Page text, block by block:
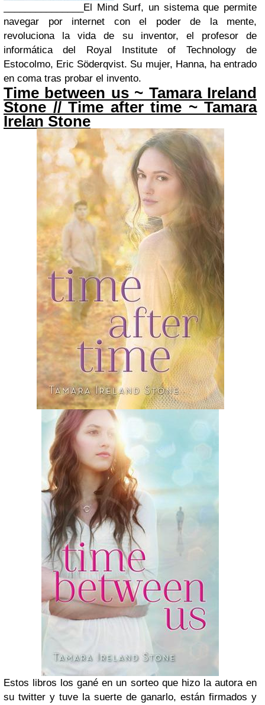
El Mind Surf, un sistema que permite
navegar por internet con el poder de la mente,
revoluciona la vida de su inventor, el profesor de
informática del Royal Institute of Technology de
Estocolmo, Eric Söderqvist. Su mujer, Hanna, ha entrado
en coma tras probar el invento.
Time between us ~ Tamara Ireland
Stone // Time after time ~ Tamara
Irelan Stone
Estos libros los gané en un sorteo que hizo la autora en
su twitter y tuve la suerte de ganarlo, están firmados y